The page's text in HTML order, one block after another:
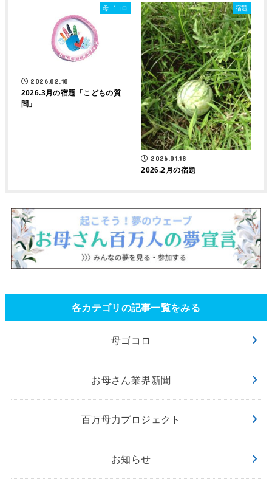
母ゴコロ
2026.02.10
2026.3月の宿題「こどもの質
問」
宿題
2026.01.18
2026.2月の宿題
各カテゴリの記事一覧をみる
母ゴコロ
お母さん業界新聞
百万母力プロジェクト
お知らせ